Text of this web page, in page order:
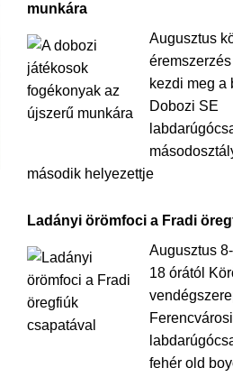
munkára
Augusztus
kezdi meg a
Dobozi SE
második helyezettje
Ladányi örömfoci a Fradi
Augusztus
18 órától
fehér old